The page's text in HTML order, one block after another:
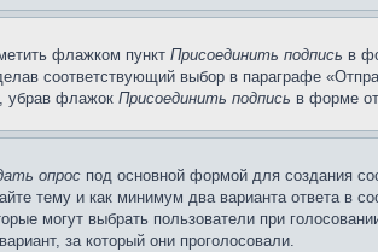
флажком пункт Присоединить подпись в
соответствующий выбор в параграфе
убрав флажок Присоединить подпись в форме
опрос под основной формой для создания
тему и как минимум два варианта ответа в
могут выбрать пользователи при
за который они проголосовали.